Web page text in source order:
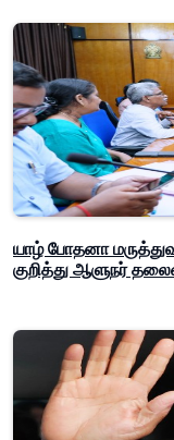
யாழ் போதனா
குறித்து ஆளுநர்